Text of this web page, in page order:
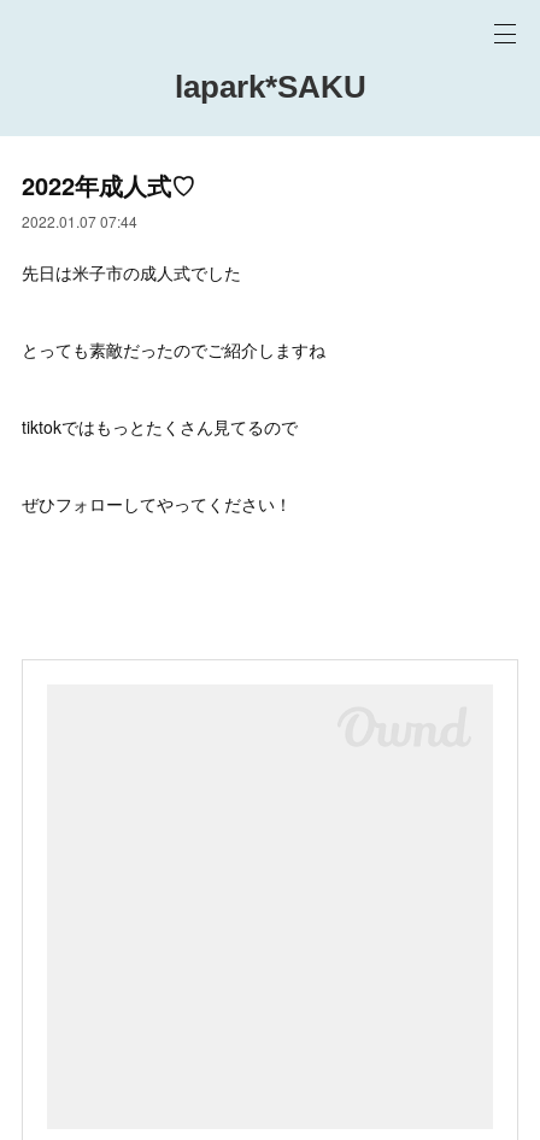
lapark*SAKU
2022年成人式♡
2022.01.07 07:44
先日は米子市の成人式でした
とっても素敵だったのでご紹介しますね
tiktokではもっとたくさん見てるので
ぜひフォローしてやってください！